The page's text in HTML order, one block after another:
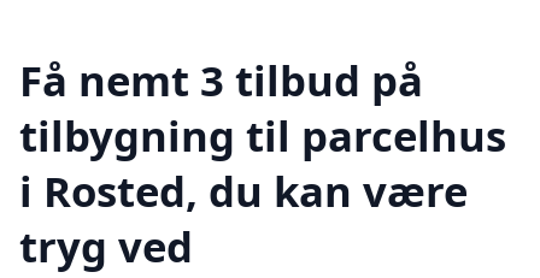
Få nemt 3 tilbud på
tilbygning til parcelhus
i Rosted, du kan være
tryg ved